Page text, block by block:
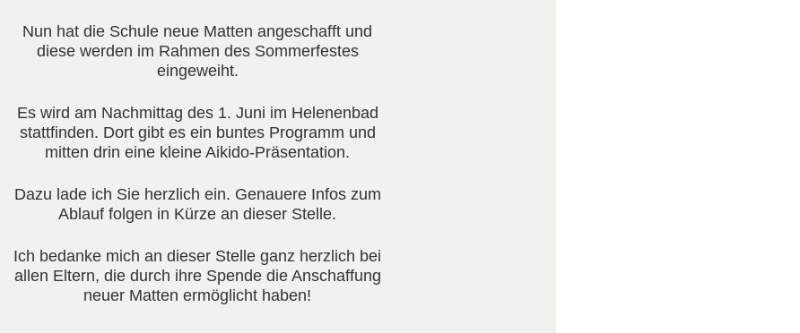
Nun hat die Schule neue Matten angeschafft und
diese werden im Rahmen des Sommerfestes
eingeweiht.
Es wird am Nachmittag des 1. Juni im Helenenbad
stattfinden. Dort gibt es ein buntes Programm und
mitten drin eine kleine Aikido-Präsentation.
Dazu lade ich Sie herzlich ein. Genauere Infos zum
Ablauf folgen in Kürze an dieser Stelle.
Ich bedanke mich an dieser Stelle ganz herzlich bei
allen Eltern, die durch ihre Spende die Anschaffung
neuer Matten ermöglicht haben!